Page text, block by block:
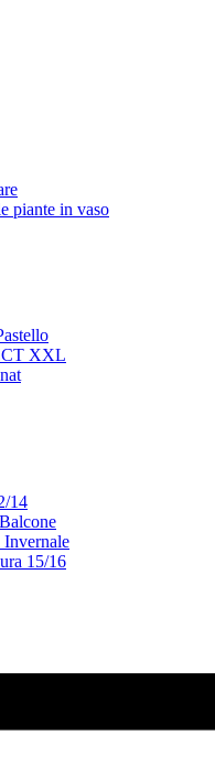
piante in vaso
XXL
14
15/16